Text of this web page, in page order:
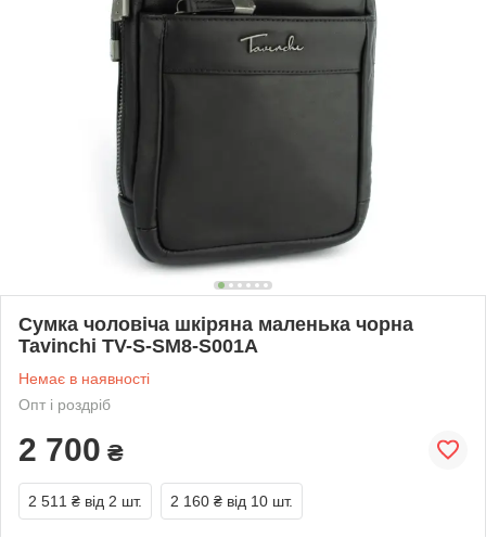
Сумка чоловіча шкіряна маленька чорна
Tavinchi TV-S-SM8-S001A
Немає в наявності
Опт і роздріб
2 700 ₴
2 511 ₴ від 2 шт. 2 160 ₴ від 10 шт.